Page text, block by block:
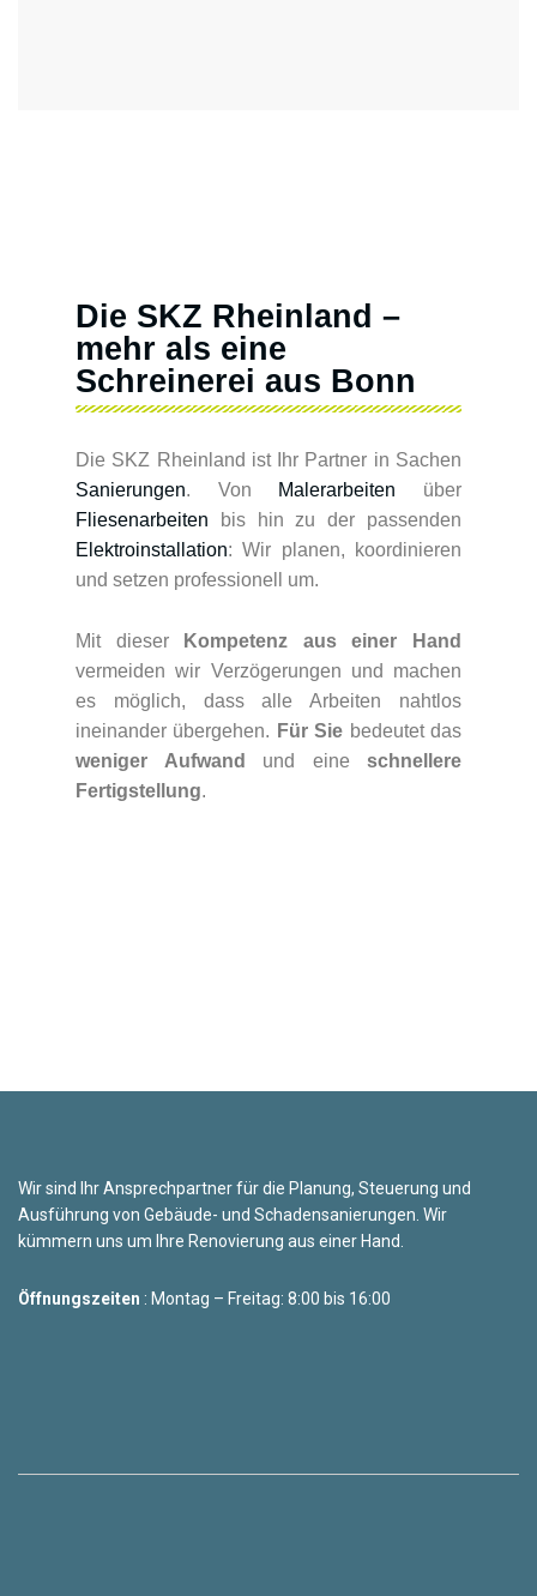
Die SKZ Rheinland –
mehr als eine
Schreinerei aus Bonn
Die SKZ Rheinland ist Ihr Partner in Sachen
Sanierungen. Von Malerarbeiten über
Fliesenarbeiten bis hin zu der passenden
Elektroinstallation: Wir planen, koordinieren
und setzen professionell um.
Mit dieser
Kompetenz aus einer Hand
vermeiden wir Verzögerungen und machen
es möglich, dass alle Arbeiten nahtlos
ineinander übergehen. Für Sie bedeutet das
weniger Aufwand und eine schnellere
Fertigstellung.
Wir sind Ihr Ansprechpartner für die Planung, Steuerung und
Ausführung von Gebäude- und Schadensanierungen. Wir
kümmern uns um Ihre Renovierung aus einer Hand.
Öffnungszeiten : Montag – Freitag: 8:00 bis 16:00